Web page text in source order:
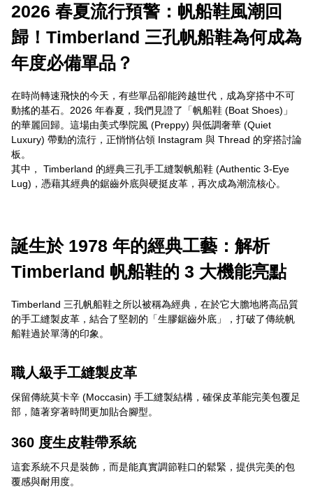
2026 春夏流行預警：帆船鞋風潮回
歸！Timberland 三孔帆船鞋為何成為
年度必備單品？
在時尚轉速飛快的今天，有些單品卻能跨越世代，成為穿搭中不可
動搖的基石。2026 年春夏，我們見證了「帆船鞋 (Boat Shoes)」
的華麗回歸。這場由美式學院風 (Preppy) 與低調奢華 (Quiet
Luxury) 帶動的流行，正悄悄佔領 Instagram 與 Thread 的穿搭討論
板。
其中， Timberland 的經典三孔手工縫製帆船鞋 (Authentic 3-Eye
Lug)，憑藉其經典的鋸齒外底與硬挺皮革，再次成為潮流核心。
誕生於 1978 年的經典工藝：解析
Timberland 帆船鞋的 3 大機能亮點
Timberland 三孔帆船鞋之所以被稱為經典，在於它大膽地將高品質
的手工縫製皮革，結合了堅韌的「生膠鋸齒外底」，打破了傳統帆
船鞋過於單薄的印象。
職人級手工縫製皮革
保留傳統莫卡辛 (Moccasin) 手工縫製結構，確保皮革能完美包覆足
部，隨著穿著時間更加貼合腳型。
360 度生皮鞋帶系統
這套系統不只是裝飾，而是能真實調節鞋口的鬆緊，提供完美的包
覆感與耐用度。